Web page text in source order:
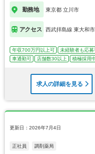
勤務地 東京都 立川市
アクセス 西武拝島線 東大和
年収700万円以上可 未経験者も応募
車通勤可
店舗数30以上 積極採用
求人の詳細を見る
更新日：2026年7月4日
正社員 調剤薬局